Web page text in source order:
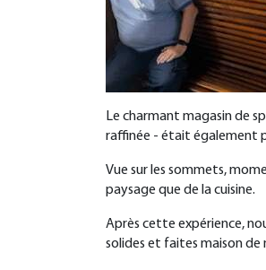
Le charmant magasin de
raffinée - était également
Vue sur les sommets,
paysage que de la cuisine.
Après cette expérience,
solides et faites maison de